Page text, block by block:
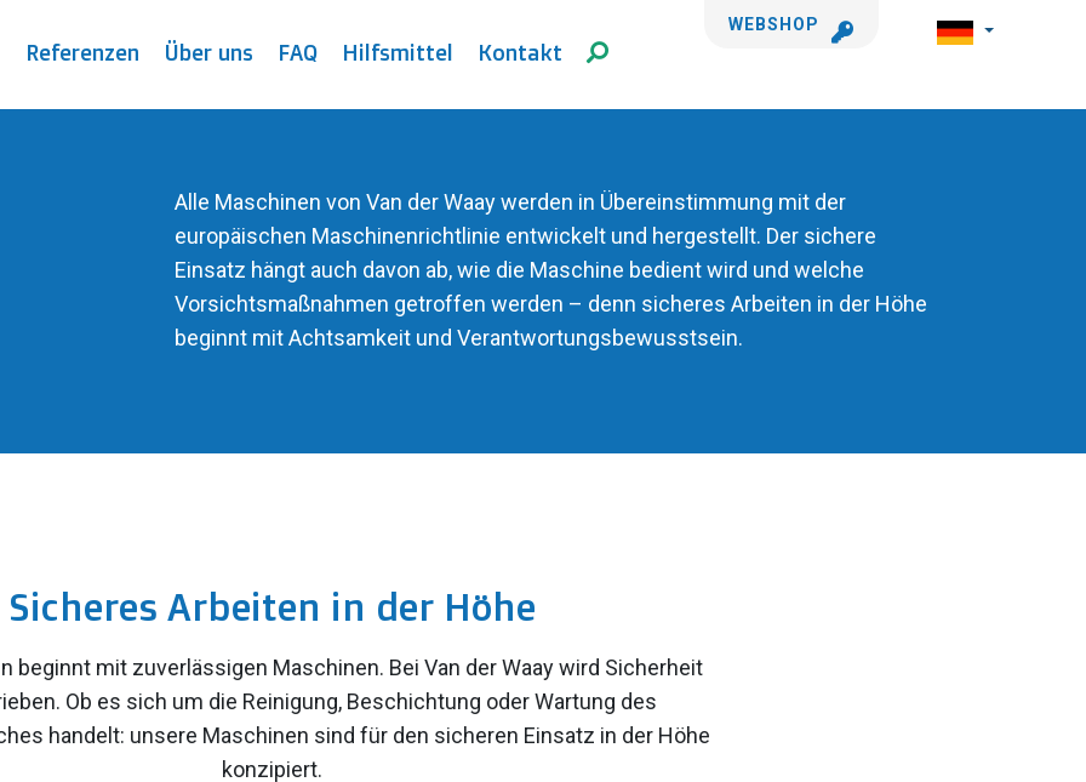
Referenzen Über uns FAQ Hilfsmittel Kontakt
WEBSHOP
Alle Maschinen von Van der Waay werden in Übereinstimmung mit der
europäischen Maschinenrichtlinie entwickelt und hergestellt. Der sichere
Einsatz hängt auch davon ab, wie die Maschine bedient wird und welche
Vorsichtsmaßnahmen getroffen werden – denn sicheres Arbeiten in der Höhe
beginnt mit Achtsamkeit und Verantwortungsbewusstsein.
Sicheres Arbeiten in der Höhe
beginnt mit zuverlässigen Maschinen. Bei Van der Waay wird Sicherheit
Ob es sich um die Reinigung, Beschichtung oder Wartung des
handelt: unsere Maschinen sind für den sicheren Einsatz in der Höhe
konzipiert.